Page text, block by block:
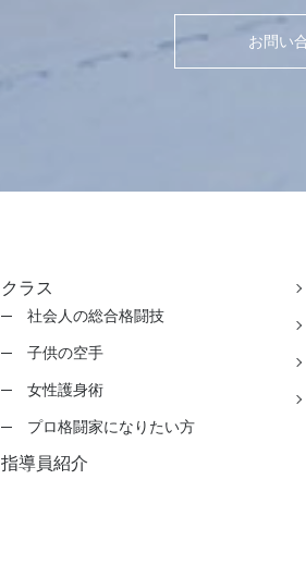
お問い
クラス
社会人の総合格闘技
子供の空手
女性護身術
プロ格闘家になりたい方
指導員紹介